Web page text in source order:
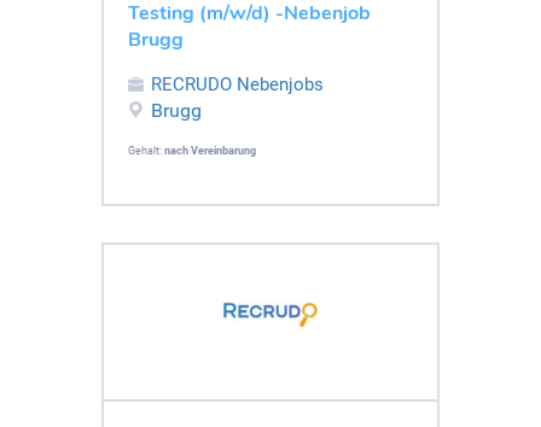
Testing (m/w/d) -Nebenjob
Brugg
RECRUDO Nebenjobs
Brugg
Gehalt: nach Vereinbarung